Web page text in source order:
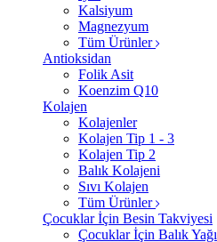
Kalsiyum
Magnezyum
Tüm Ürünler
Antioksidan
Folik Asit
Koenzim Q10
Kolajen
Kolajenler
Kolajen Tip 1 - 3
Kolajen Tip 2
Balık Kolajeni
Sıvı Kolajen
Tüm Ürünler
Çocuklar İçin Besin Takviyesi
Çocuklar İçin Balık Yağı